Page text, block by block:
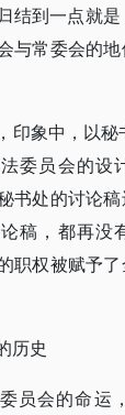
结到一点就
与常委会的
印象中，以
委员会的设
书处的讨论
稿，都再没
职权被赋予
历史
员会的命运